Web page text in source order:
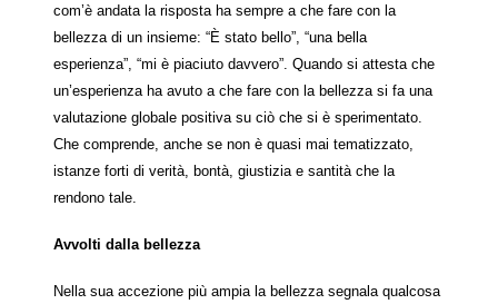
com’è andata la risposta ha sempre a che fare con la
bellezza di un insieme: “È stato bello”, “una bella
esperienza”, “mi è piaciuto davvero”. Quando si attesta che
un’esperienza ha avuto a che fare con la bellezza si fa una
valutazione globale positiva su ciò che si è sperimentato.
Che comprende, anche se non è quasi mai tematizzato,
istanze forti di verità, bontà, giustizia e santità che la
rendono tale.
Avvolti dalla bellezza
Nella sua accezione più ampia la bellezza segnala qualcosa